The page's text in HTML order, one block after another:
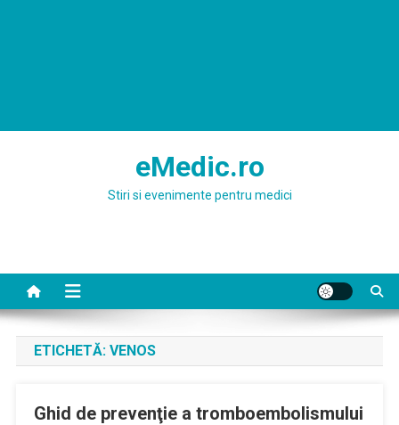
eMedic.ro
Stiri si evenimente pentru medici
ETICHETĂ: VENOS
Ghid de prevenţie a tromboembolismului